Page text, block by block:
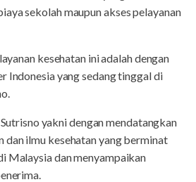
sekolah maupun akses pelayanan
kesehatan ini adalah dengan
Indonesia yang sedang tinggal di
yakni dengan mendatangkan
dan ilmu kesehatan yang berminat
Malaysia dan menyampaikan